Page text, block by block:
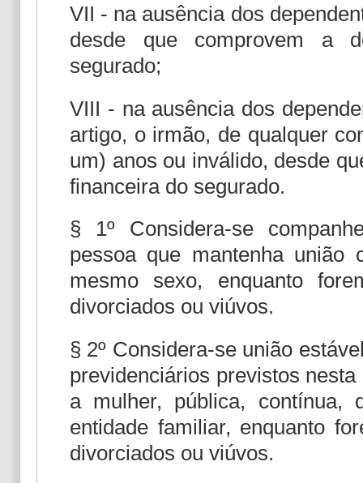
VII - na ausência dos
desde que comprovem a
segurado;
VIII - na ausência dos
artigo, o irmão, de qualquer
um) anos ou inválido, desde
financeira do segurado.
§ 1º Considera-se
pessoa que mantenha união
mesmo sexo, enquanto
divorciados ou viúvos.
§ 2º Considera-se união
previdenciários previstos
a mulher, pública, contínua,
entidade familiar, enquanto
divorciados ou viúvos.